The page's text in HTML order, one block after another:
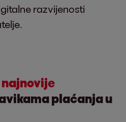
razvijenosti
najnovije
plaćanja u